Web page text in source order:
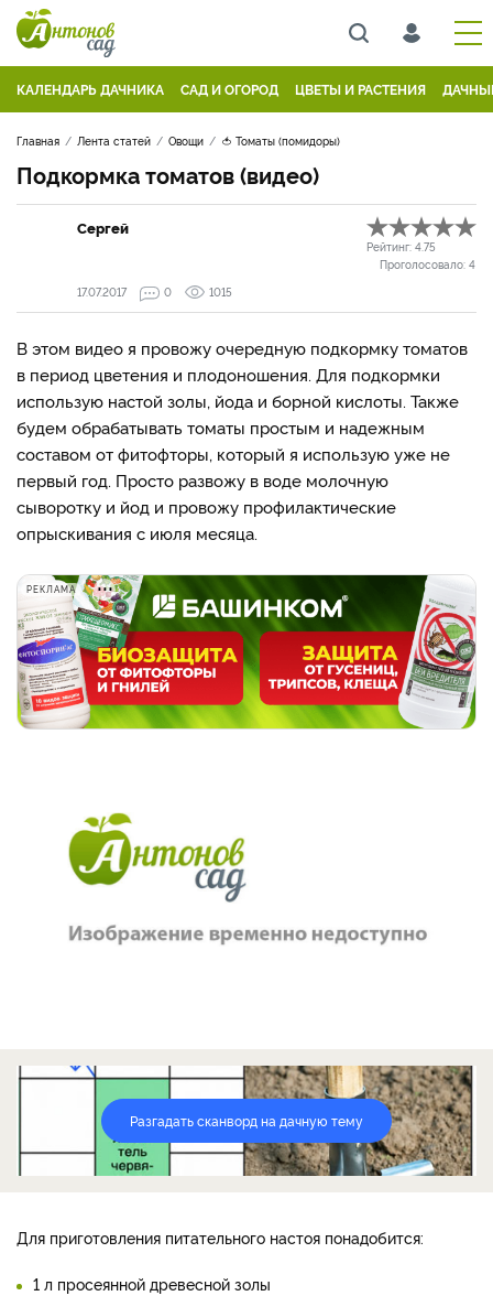
КАЛЕНДАРЬ ДАЧНИКА САД И ОГОРОД ЦВЕТЫ И РАСТЕНИЯ
Главная Лента статей Овощи 🍅 Томаты (помидоры)
Подкормка томатов (видео)
Сергей
Рейтинг: 4.75
Проголосовало: 4
17.07.2017
0 1015
В этом видео я провожу очередную подкормку томатов
в период цветения и плодоношения. Для подкормки
использую настой золы, йода и борной кислоты. Также
будем обрабатывать томаты простым и надежным
составом от фитофторы, который я использую уже не
первый год. Просто развожу в воде молочную
сыворотку и йод и провожу профилактические
опрыскивания с июля месяца.
РЕКЛАМА
Разгадать сканворд на дачную тему
Для приготовления питательного настоя понадобится:
1 л просеянной древесной золы